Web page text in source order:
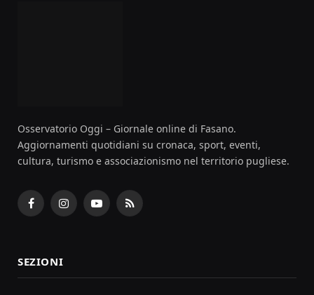
Osservatorio Oggi – Giornale online di Fasano.
Aggiornamenti quotidiani su cronaca, sport, eventi,
cultura, turismo e associazionismo nel territorio pugliese.
FacebookInstagramYouTubeRSS
SEZIONI